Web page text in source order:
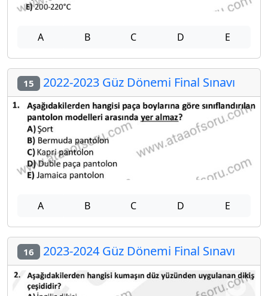
A B C D E
15 2022-2023 Güz Dönemi Final Sınavı
A B C D E
16 2023-2024 Güz Dönemi Final Sınavı